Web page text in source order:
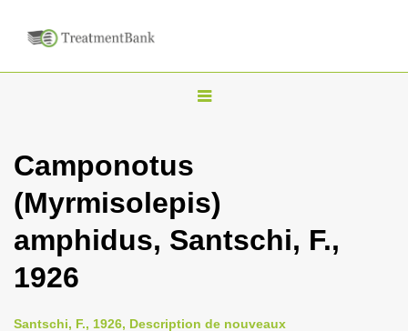
T
l
n
i
Camponotus
(Myrmisolepis)
amphidus, Santschi, F.,
1926
Santschi, F., 1926, Description de nouveaux